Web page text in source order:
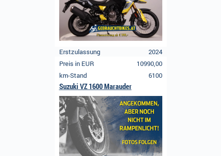
Erstzulassung
2024
Preis in EUR
10990,00
km-Stand
6100
Suzuki VZ 1600 Marauder